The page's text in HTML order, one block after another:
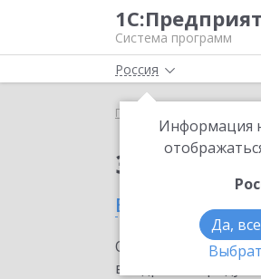
Система программ
Россия
Информация
Да,
Главная
Заказать
в Гагарине
Ознакомьтесь с
внедрение продукта.